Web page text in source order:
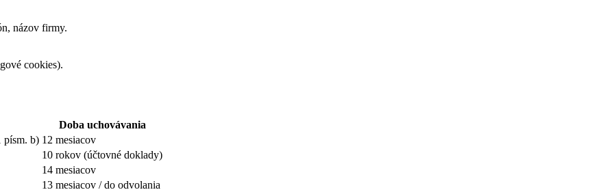
názov firmy.
cookies).
Doba uchovávania
písm. b) 12 mesiacov
10 rokov (účtovné doklady)
14 mesiacov
13 mesiacov / do odvolania